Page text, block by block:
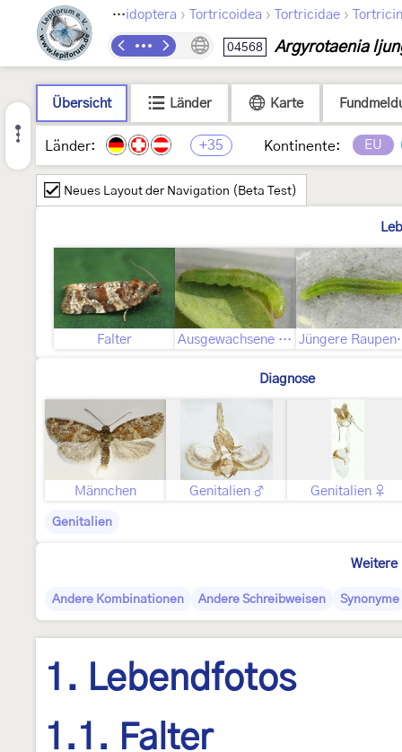
Lepidoptera › Tortricoidea › Tortricidae ›
04568 Argyrotaenia
Übersicht Länder Karte
Länder: +35 Kontinente: EU
Neues Layout der Navigation (Beta Test)
Falter Ausgewachsene Raupe
Diagnose
Männchen Genitalien ♂ Genitalien ♀
Genitalien
Weitere
Andere Kombinationen Andere Schreibweisen Synonyme
1. Lebendfotos
1.1. Falter